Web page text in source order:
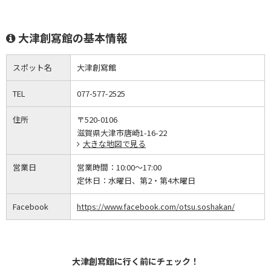
大津創寫館の基本情報
スポット名 大津創寫館
TEL 077-577-2525
住所
〒520-0106
滋賀県大津市唐崎1-16-22
大きな地図で見る
営業日 営業時間： 10:00～17:00
定休日： 水曜日、第2・第4木曜日
Facebook https://www.facebook.com/otsu.soshakan/
大津創寫館に行く前にチェック！